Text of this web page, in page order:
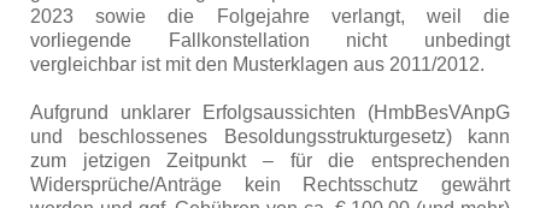
2023 sowie die Folgejahre verlangt, weil die
vorliegende Fallkonstellation nicht unbedingt
vergleichbar ist mit den Musterklagen aus 2011/2012.
Aufgrund unklarer Erfolgsaussichten (HmbBesVAnpG
und beschlossenes Besoldungsstrukturgesetz) kann
zum jetzigen Zeitpunkt – für die entsprechenden
Widersprüche/Anträge kein Rechtsschutz gewährt